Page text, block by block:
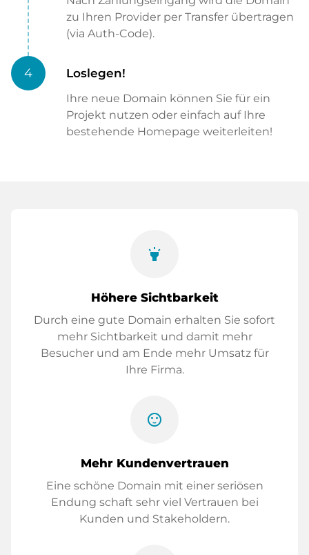
zu Ihren Provider per Transfer übertragen
(via Auth-Code).
4 Loslegen!
Ihre neue Domain können Sie für ein
Projekt nutzen oder einfach auf Ihre
bestehende Homepage weiterleiten!
highlight
Höhere Sichtbarkeit
Durch eine gute Domain erhalten Sie sofort
mehr Sichtbarkeit und damit mehr
Besucher und am Ende mehr Umsatz für
Ihre Firma.
sentiment_satisfied
Mehr Kundenvertrauen
Eine schöne Domain mit einer seriösen
Endung schaft sehr viel Vertrauen bei
Kunden und Stakeholdern.